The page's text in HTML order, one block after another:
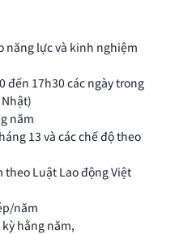
năng lực và kinh nghiệm
đến 17h30 các ngày trong
năm
13 và các chế độ theo
theo Luật Lao động Việt
năm
hằng năm,